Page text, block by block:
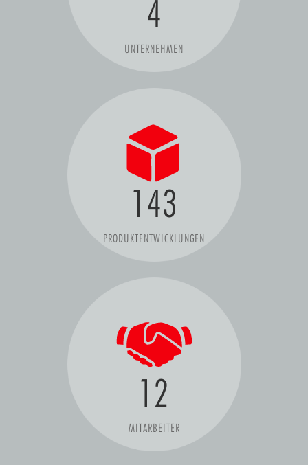
4
UNTERNEHMEN
143
PRODUKTENTWICKLUNGEN
12
MITARBEITER